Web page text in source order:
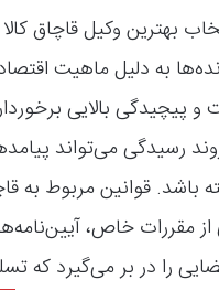
بهترین وکیل قاچاق
به دلیل ماهیت
پیچیدگی بالایی
رسیدگی می‌تواند
باشد. قوانین مربوط به
مقررات خاص،
را در بر می‌گیرد که